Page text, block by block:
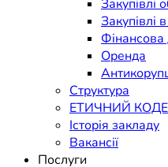
Закупівлі
Закупівлі
Фінансова
Оренда
Структура
ЕТИЧНИЙ
Історія закладу
Вакансії
Послуги